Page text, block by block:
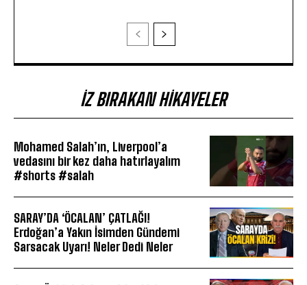
İZ BIRAKAN HIKAYELER
Mohamed Salah’ın, Liverpool’a
vedasını bir kez daha hatırlayalım
#shorts #salah
SARAY’DA ‘ÖCALAN’ ÇATLAĞI!
Erdoğan’a Yakın İsimden Gündemi
Sarsacak Uyarı! Neler Dedi Neler